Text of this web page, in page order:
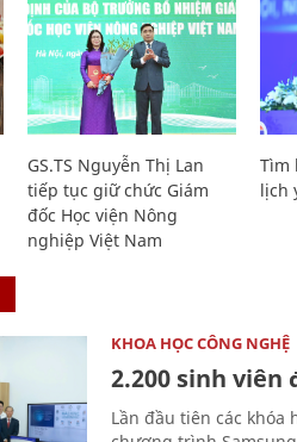
GS.TS Nguyễn Thị Lan
tiếp tục giữ chức Giám
đốc Học viện Nông
nghiệp Việt Nam
Tìm
lịch
KHOA HỌC CÔNG NGHỆ
2.200 sinh viên
Lần đầu tiên các khóa